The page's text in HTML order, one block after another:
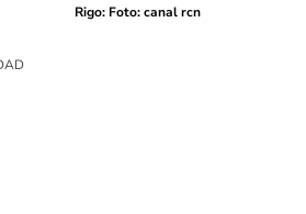
Rigo: Foto: canal rcn